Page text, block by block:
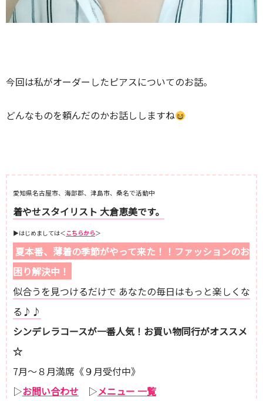
今回は私がオーダーしたピアスについてのお話。
どんなものを頼んだのかお話ししますね
愛知県名古屋市、海部郡、津島市、桑名で活動中
着やせスタイリスト 大倉恵美です。
▶︎はじめましては＜ こちらから＞
夏本番、薄着の季節がやって来た！！ファッションのお
困り解決中！
似合うを見つけるだけで あなたの毎日はもっと楽しくな
る♪♪
シンデレラコースが一番人気！お買い物同行がオススメ
☆
7月～８月満席《９月受付中》
▷お問い合わせ ▷メニュー 一覧